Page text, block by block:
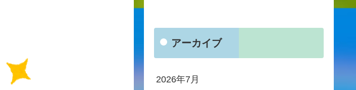
アーカイブ
2026年7月